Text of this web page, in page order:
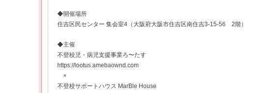
◆開催場所
住吉区民センター 集会室4（大阪府大阪市住吉区南住吉3-15-56 2階）
◆主催
不登校児・病児支援事業ろ〜たす
https://lootus.amebaownd.com
×
不登校サポートハウス MarBle House